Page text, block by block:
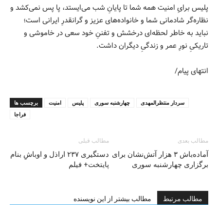
پلیس برایِ امنیت همه شما تا پایانِ شب می‌ایستد، پا پس نمی‌کشد و
نظاره‌گر شادمانی شما و خانواده‌های عزیز و گرانقدرِ ایرانی است؛
نباید به خاطر لحظه‌ای درخشش و تفننِ خود سعی در خاموشی و
تاریکیِ نورِ عمر و زندگیِ دیگران داشت.
انتهای پیام/
برچسب ها امنیت پلیس چهارشنبه سوری
سردار منتظرالمهدی
فراجا
مطالب قبلی
دستگیری ۲۳۷ اراذل و اوباشِ بنام
پایتخت+ فیلم
مطالب بعدی
آماده‌باش ۳ هزار آتش‌نشان برای
برگزاری چهارشنبه سوری
مطالب مرتبط مطالب بیشتر از این نویسنده